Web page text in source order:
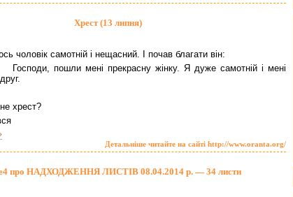
Хрест (13 липня)
чоловік самотній і нещасний. І почав благати він:
пошли мені прекрасну жінку. Я дуже самотній і мені
Детальніше читайте на сайті http://www.oranta.org/
про НАДХОДЖЕННЯ ЛИСТІВ 08.04.2014 р. — 34 листи